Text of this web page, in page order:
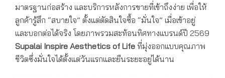
มาตรฐานก่อสร้าง และบริการหลังการขายที่เข้าถึงง่าย เพื่อให้
ลูกค้ารู้สึก “สบายใจ” ตั้งแต่ตัดสินใจซื้อ “มั่นใจ” เมื่อเข้าอยู่
และบอกต่อได้จริง โดยภาพรวมสะท้อนทิศทางแบรนด์ปี 2569
Supalai Inspire Aesthetics of Life ที่มุ่งออกแบบคุณภาพ
ชีวิตซึ่งมั่นใจได้ตั้งแต่วันแรกและยืนระยะอยู่ได้นาน